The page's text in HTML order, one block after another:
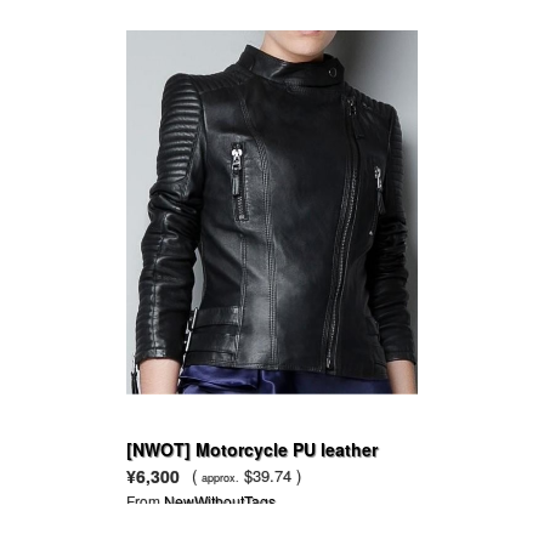
[NWOT] Motorcycle PU leather
jacket rivet long sleeve
¥6,300 ( approx. $39.74 )
FromNewWithoutTags